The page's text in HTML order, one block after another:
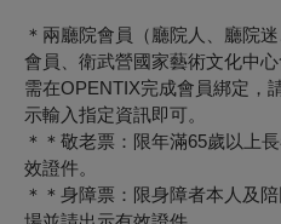
＊兩廳院會員（廳院人、廳院
會員、衛武營國家藝術文化中
需在OPENTIX完成會員綁定，
示輸入指定資訊即可。
＊＊敬老票：限年滿65歲以上
效證件。
＊＊身障票：限身障者本人及